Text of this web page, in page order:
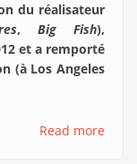
du réalisateur
, Big Fish),
et a remporté
(à Los Angeles
Read more